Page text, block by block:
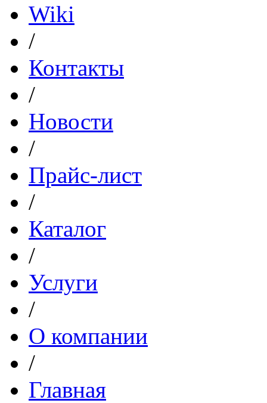
Wiki
/
Контакты
/
Новости
/
Прайс-лист
/
Каталог
/
Услуги
/
О компании
/
Главная